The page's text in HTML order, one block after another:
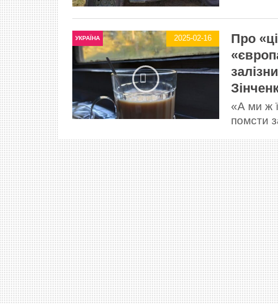
УКРАЇНА 2025-02-16
Про
«А ми ж
помсти